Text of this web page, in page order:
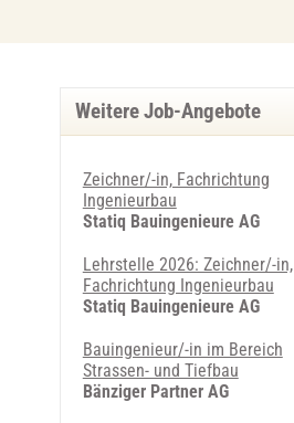
Weitere Job-Angebote
Zeichner/-in, Fachrichtung
Ingenieurbau
Statiq Bauingenieure AG
Lehrstelle 2026: Zeichner/-in,
Fachrichtung Ingenieurbau
Statiq Bauingenieure AG
Bauingenieur/-in im Bereich
Strassen- und Tiefbau
Bänziger Partner AG